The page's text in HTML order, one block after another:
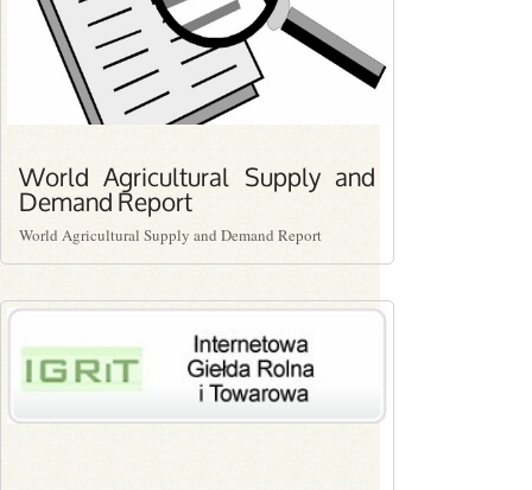
World Agricultural Supply and
Demand Report
World Agricultural Supply and Demand Report